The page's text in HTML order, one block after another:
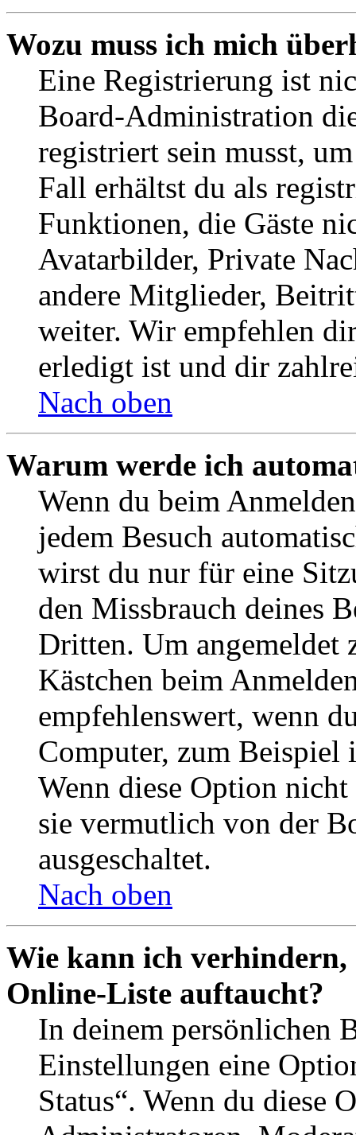
Wozu muss ich mich
Eine Registrierung ist
Board-Administration
registriert sein musst,
Fall erhältst du als
Funktionen, die Gäste
Avatarbilder, Private
andere Mitglieder,
weiter. Wir empfehlen
erledigt ist und dir
Nach oben
Warum werde ich
Wenn du beim
jedem Besuch
wirst du nur für eine
den Missbrauch deines
Dritten. Um angemeldet
Kästchen beim
empfehlenswert, wenn
Computer, zum Beispiel
Wenn diese Option
sie vermutlich von der
ausgeschaltet.
Nach oben
Wie kann ich verhindern,
Online-Liste auftaucht?
In deinem persönlichen
Einstellungen eine
Status“. Wenn du diese